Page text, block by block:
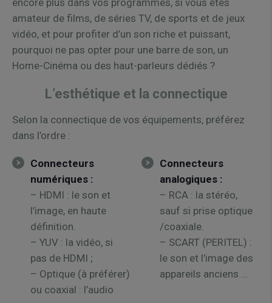
encore plus dans vos programmes, si vous êtes
amateur de films, de séries TV, de sports et de jeux
vidéo, et pour profiter d’un son riche et puissant,
pourquoi ne pas opter pour une barre de son, un
Home-Cinéma ou des haut-parleurs dédiés ?
L’esthétique et la connectique
Selon la connectique de vos équipements, préférez
dans l’ordre :
Connecteurs
numériques :
– HDMI : le son et
l’image, en haute
définition.
– YUV : la vidéo, si
pas de HDMI ;
– Optique (à préférer)
ou coaxial : l’audio
Connecteurs
analogiques :
– RCA : la stéréo,
sauf si prise optique
/coaxiale.
– SCART (PERITEL) :
le son et l’image des
appareils anciens …